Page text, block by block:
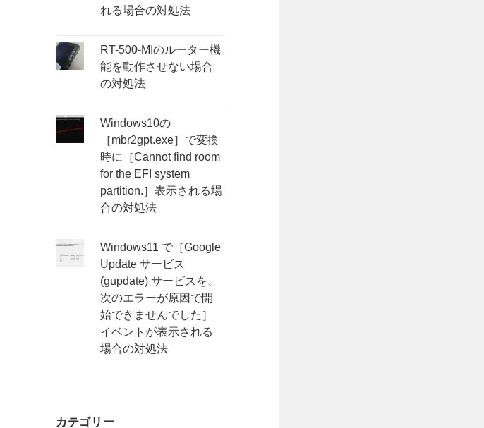
れる場合の対処法
RT-500-MIのルーター機
能を動作させない場合
の対処法
Windows10の
［mbr2gpt.exe］で変換
時に［Cannot find room
for the EFI system
partition.］表示される場
合の対処法
Windows11 で［Google
Update サービス
(gupdate) サービスを、
次のエラーが原因で開
始できませんでした］
イベントが表示される
場合の対処法
カテゴリー